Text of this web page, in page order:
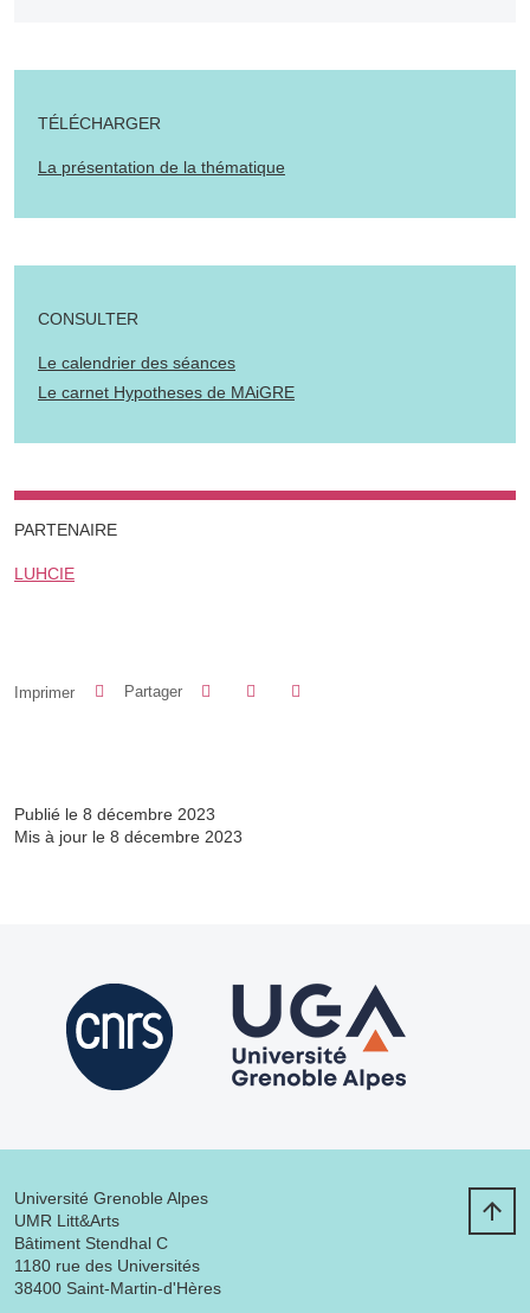
TÉLÉCHARGER
La présentation de la thématique
CONSULTER
Le calendrier des séances
Le carnet Hypotheses de MAiGRE
PARTENAIRE
LUHCIE
Imprimer Partager Partager sur Facebook
Partager sur LinkedIn
Publié le 8 décembre 2023
Mis à jour le 8 décembre 2023
Université Grenoble Alpes
UMR Litt&Arts
Bâtiment Stendhal C
1180 rue des Universités
38400 Saint-Martin-d'Hères